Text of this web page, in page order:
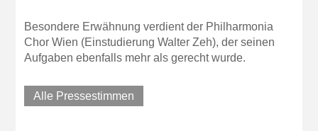
Besondere Erwähnung verdient der Philharmonia
Chor Wien (Einstudierung Walter Zeh), der seinen
Aufgaben ebenfalls mehr als gerecht wurde.
Alle Pressestimmen